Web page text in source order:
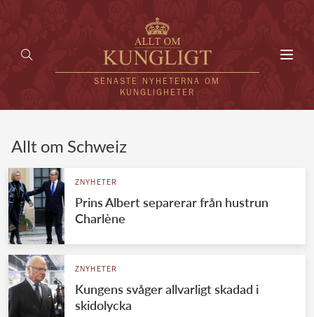
SENASTE NYHETERNA OM
KUNGLIGHETER
UTLÄNDSKT
VÄRLDENS KUNGAHUS
Svenska kungahuset
Brittiska kungahuset
REDAKTION
Allt om Schweiz
ZNYHETER
Prins Albert separerar från hustrun
Charlène
ZNYHETER
Kungens svåger allvarligt skadad i
skidolycka